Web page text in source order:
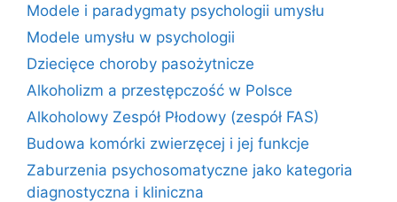
Modele i paradygmaty psychologii umysłu
Modele umysłu w psychologii
Dziecięce choroby pasożytnicze
Alkoholizm a przestępczość w Polsce
Alkoholowy Zespół Płodowy (zespół FAS)
Budowa komórki zwierzęcej i jej funkcje
Zaburzenia psychosomatyczne jako kategoria
diagnostyczna i kliniczna